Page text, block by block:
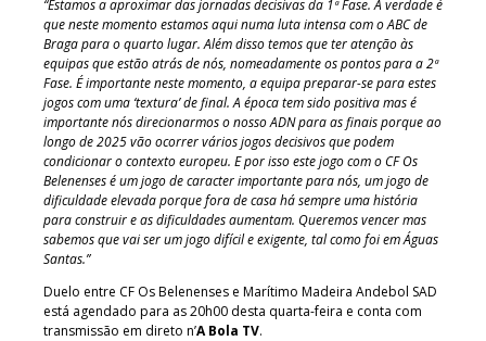
“Estamos a aproximar das jornadas decisivas da 1ª Fase. A verdade é
que neste momento estamos aqui numa luta intensa com o ABC de
Braga para o quarto lugar. Além disso temos que ter atenção às
equipas que estão atrás de nós, nomeadamente os pontos para a 2ª
Fase. É importante neste momento, a equipa preparar-se para estes
jogos com uma ‘textura’ de final. A época tem sido positiva mas é
importante nós direcionarmos o nosso ADN para as finais porque ao
longo de 2025 vão ocorrer vários jogos decisivos que podem
condicionar o contexto europeu. E por isso este jogo com o CF Os
Belenenses é um jogo de caracter importante para nós, um jogo de
dificuldade elevada porque fora de casa há sempre uma história
para construir e as dificuldades aumentam. Queremos vencer mas
sabemos que vai ser um jogo difícil e exigente, tal como foi em Águas
Santas.”
Duelo entre CF Os Belenenses e Marítimo Madeira Andebol SAD
está agendado para as 20h00 desta quarta-feira e conta com
transmissão em direto n’A Bola TV.